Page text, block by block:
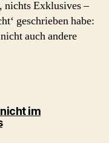
Exklusives –
geschrieben habe:
auch andere
im
sagt: